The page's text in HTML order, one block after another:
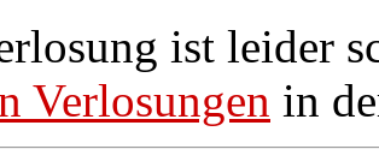
ist leider
Verlosungen in